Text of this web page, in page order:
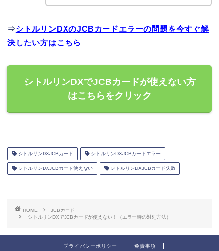
⇒シトルリンDXのJCBカードエラーの問題を今すぐ解
決したい方はこちら
シトルリンDXでJCBカードが使えない方
はこちらをクリック
シトルリンDXJCBカード シトルリンDXJCBカードエラー
シトルリンDXJCBカード使えない シトルリンDXJCBカード失敗
HOME
JCBカード
シトルリンDXでJCBカードが使えない！（エラー時の対処方法）
プライバシーポリシー 免責事項